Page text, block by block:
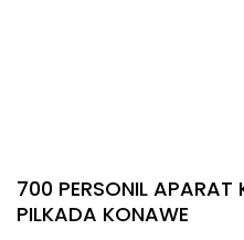
700 PERSONIL
PILKADA KONAWE